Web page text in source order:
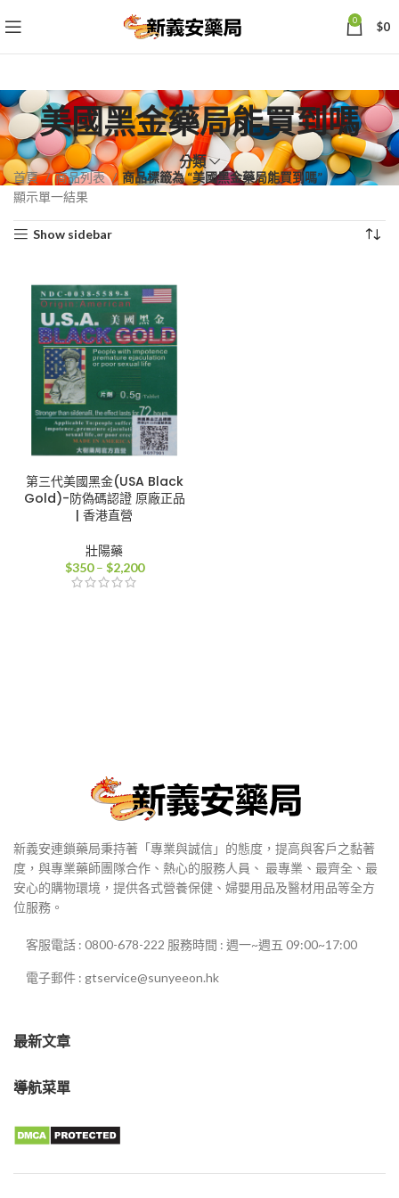
0 $0
美國黑金藥局能買到嗎
分類
首頁 商品列表
商品標籤為 “美國黑金藥局能買到嗎”
顯示單一結果
Show sidebar
第三代美國黑金(USA Black
Gold)-防偽碼認證 原廠正品
| 香港直營
壯陽藥
$350 – $2,200價
新義安連鎖藥局秉持著「專業與誠信」的態度，提高與客戶之黏著
度，與專業藥師團隊合作、熱心的服務人員、 最專業、最齊全、最
安心的購物環境，提供各式營養保健、婦嬰用品及醫材用品等全方
位服務。
客服電話 : 0800-678-222 服務時間 : 週一~週五 09:00~17:00
電子郵件 : gtservice@sunyeeon.hk
最新文章
導航菜單